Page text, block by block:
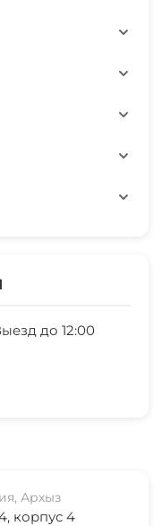
по
до 12:00
Архыз
корпус 4